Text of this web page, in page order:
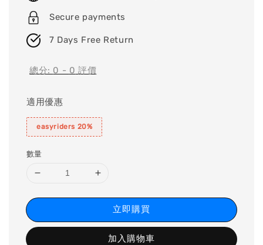
Secure payments
7 Days Free Return
總分: 0 - 0 評價
適用優惠
easyriders 20%
數量
立即購買
加入購物車